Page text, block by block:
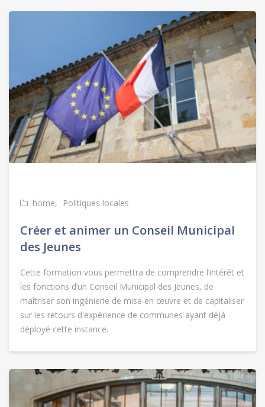
home Politiques locales
Créer et animer un Conseil Municipal
des Jeunes
Cette formation vous permettra de comprendre l’intérêt et
les fonctions d’un Conseil Municipal des Jeunes, de
maîtriser son ingénierie de mise en œuvre et de capitaliser
sur les retours d'expérience de communes ayant déjà
déployé cette instance.